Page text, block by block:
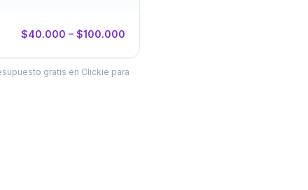
$40.000 – $100.000
gratis en Clickie para